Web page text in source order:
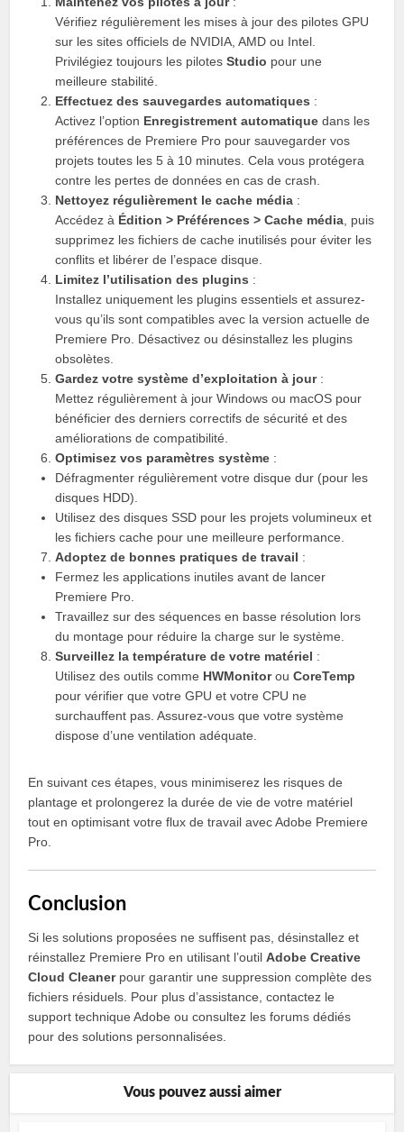
Vérifiez régulièrement les mises à jour des pilotes GPU
sur les sites officiels de NVIDIA, AMD ou Intel.
Privilégiez toujours les pilotesStudio pour une
meilleure stabilité.
Effectuez des sauvegardes automatiques :
Activez l’option Enregistrement automatique dans les
préférences de Premiere Pro pour sauvegarder vos
projets toutes les 5 à 10 minutes. Cela vous protégera
contre les pertes de données en cas de crash.
Nettoyez régulièrement le cache média :
Accédez à Édition > Préférences > Cache média , puis
supprimez les fichiers de cache inutilisés pour éviter les
conflits et libérer de l’espace disque.
Limitez l’utilisation des plugins :
Installez uniquement les plugins essentiels et assurez-
vous qu’ils sont compatibles avec la version actuelle de
Premiere Pro. Désactivez ou désinstallez les plugins
obsolètes.
Gardez votre système d’exploitation à jour:
Mettez régulièrement à jour Windows ou macOS pour
bénéficier des derniers correctifs de sécurité et des
améliorations de compatibilité.
Optimisez vos paramètres système :
Défragmenter régulièrement votre disque dur (pour les
disques HDD).
Utilisez des disques SSD pour les projets volumineux et
les fichiers cache pour une meilleure performance.
Adoptez de bonnes pratiques de travail :
Fermez les applications inutiles avant de lancer
Premiere Pro.
Travaillez sur des séquences en basse résolution lors
du montage pour réduire la charge sur le système.
Surveillez la température de votre matériel :
Utilisez des outils comme HWMonitorouCoreTemp
pour vérifier que votre GPU et votre CPU ne
surchauffent pas. Assurez-vous que votre système
dispose d’une ventilation adéquate.
En suivant ces étapes, vous minimiserez les risques de
plantage et prolongerez la durée de vie de votre matériel
tout en optimisant votre flux de travail avec Adobe Premiere
Pro.
Conclusion
Si les solutions proposées ne suffisent pas, désinstallez et
réinstallez Premiere Pro en utilisant l’outilAdobe Creative
Cloud Cleanerpour garantir une suppression complète des
fichiers résiduels. Pour plus d’assistance, contactez le
support technique Adobe ou consultez les forums dédiés
pour des solutions personnalisées.
Vous pouvez aussi aimer